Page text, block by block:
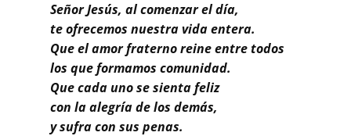
Pastoral Vocacional
Recursos
Contacto
Buscar
Señor Jesús, al comenzar el día,
te ofrecemos nuestra vida entera.
Que el amor fraterno reine entre todos
los que formamos comunidad.
Que cada uno se sienta feliz
con la alegría de los demás,
y sufra con sus penas.